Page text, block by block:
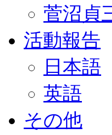
菅沼貞
活動報告
日本語
英語
その他